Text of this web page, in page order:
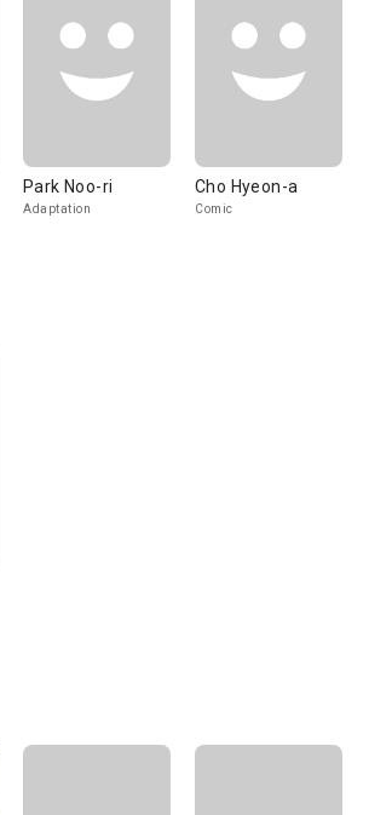
Park Noo-ri
Adaptation
Cho Hyeon-a
Comic